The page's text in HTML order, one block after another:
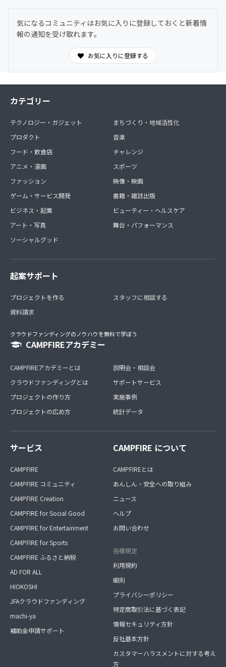
気になるコミュニティはお気に入りに登録しておくと新着情
報の通知を受け取れます。
お気に入りに登録する
カテゴリー
テクノロジー・ガジェット
プロダクト
フード・飲食店
アニメ・漫画
ファッション
ゲーム・サービス開発
ビジネス・起業
アート・写真
ソーシャルグッド
まちづくり・地域活性化
音楽
チャレンジ
スポーツ
映像・映画
書籍・雑誌出版
ビューティー・ヘルスケア
舞台・パフォーマンス
起案サポート
プロジェクトを作る
資料請求
スタッフに相談する
クラウドファンディングのノウハウを無料で学ぼう
CAMPFIREアカデミー
CAMPFIREアカデミーとは
クラウドファンディングとは
プロジェクトの作り方
プロジェクトの広め方
説明会・相談会
サポートサービス
実施事例
統計データ
サービス
CAMPFIRE
CAMPFIRE コミュニティ
CAMPFIRE Creation
CAMPFIRE for Social Good
CAMPFIRE for Entertainment
CAMPFIRE for Sports
CAMPFIRE ふるさと納税
AD FOR ALL
HIOKOSHI
JFAクラウドファンディング
machi-ya
補助金申請サポート
CAMPFIRE について
CAMPFIREとは
あんしん・安全への取り組み
ニュース
ヘルプ
お問い合わせ
各種規定
利用規約
細則
プライバシーポリシー
特定商取引法に基づく表記
情報セキュリティ方針
反社基本方針
カスタマーハラスメントに対する考え
方